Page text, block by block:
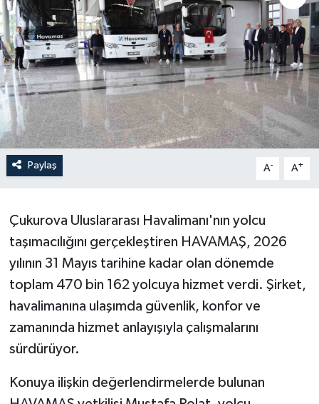
Paylaş A- A+
Çukurova Uluslararası Havalimanı'nın yolcu
taşımacılığını gerçekleştiren HAVAMAŞ, 2026
yılının 31 Mayıs tarihine kadar olan dönemde
toplam 470 bin 162 yolcuya hizmet verdi. Şirket,
havalimanına ulaşımda güvenlik, konfor ve
zamanında hizmet anlayışıyla çalışmalarını
sürdürüyor.
Konuya ilişkin değerlendirmelerde bulunan